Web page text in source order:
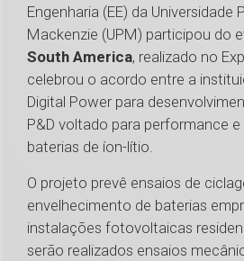
Engenharia (EE) da Universidade
Mackenzie (UPM) participou do
South America, realizado no
celebrou o acordo entre a
Digital Power para
P&D voltado para performance
baterias de íon-lítio.
O projeto prevê ensaios de
envelhecimento de baterias
instalações fotovoltaicas
serão realizados ensaios